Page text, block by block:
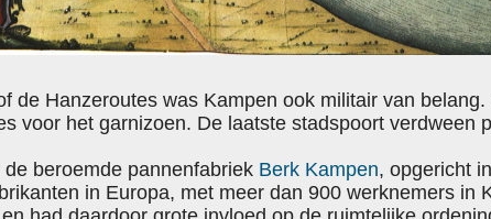
de Hanzeroutes was Kampen ook militair van
voor het garnizoen. De laatste stadspoort verdween
beroemde pannenfabriek Berk Kampen, opgericht
in Europa, met meer dan 900 werknemers in